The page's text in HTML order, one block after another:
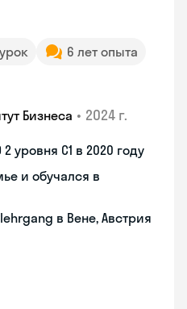
6 лет опыта
Бизнеса • 2024 г.
уровня С1 в 2020 году
и обучался в
в Вене, Австрия